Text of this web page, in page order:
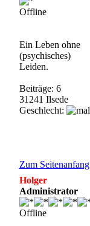
Offline
Ein Leben ohne
(psychisches)
Leiden.
Beiträge: 6
31241 Ilsede
Geschlecht:
Zum Seitenanfang
Holger
Administrator
Offline